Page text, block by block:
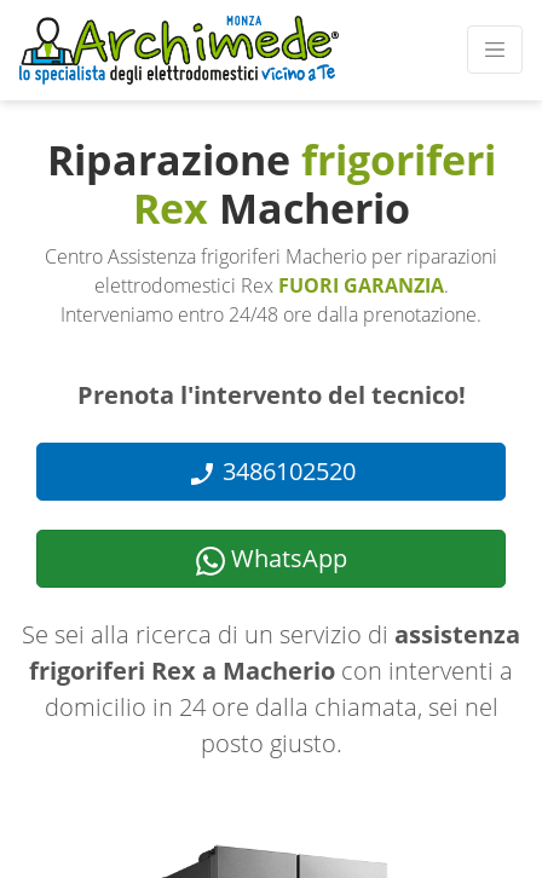
Riparazione frigoriferi
RexMacherio
Centro Assistenza frigoriferi Macherio per riparazioni
elettrodomestici Rex FUORI GARANZIA.
Interveniamo entro 24/48 ore dalla prenotazione.
Prenota l'intervento del tecnico!
3486102520
WhatsApp
Se sei alla ricerca di un servizio di assistenza
frigoriferi Rex a Macherio con interventi a
domicilio in 24 ore dalla chiamata, sei nel
posto giusto.